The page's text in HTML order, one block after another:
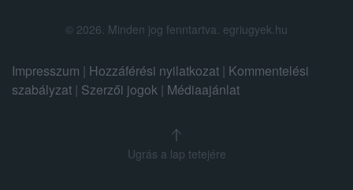
© 2026. Minden jog fenntartva. egriugyek.hu
Impresszum | Hozzáférési nyilatkozat | Kommentelési
szabályzat | Szerzői jogok | Médiaajánlat
Ugrás a lap tetejére